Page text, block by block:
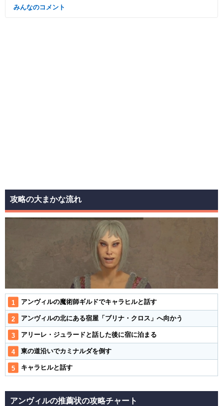
みんなのコメント
攻略の大まかな流れ
アンヴィルの魔術師ギルドでキャラヒルと話す
アンヴィルの北にある宿屋「ブリナ・クロス」へ向かう
アリーレ・ジュラードと話した後に宿に泊まる
東の道沿いでカミナルダを倒す
キャラヒルと話す
アンヴィルの推薦状の攻略チャート